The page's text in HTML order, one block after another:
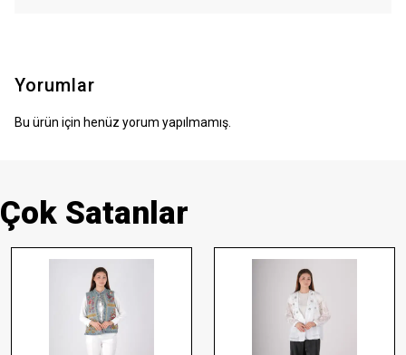
Yorumlar
Bu ürün için henüz yorum yapılmamış.
Çok Satanlar